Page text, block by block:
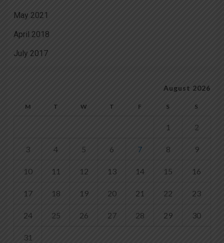
May 2021
April 2018
July 2017
August 2026
M T W T F S S
1 2
3 4 5 6 7 8 9
10 11 12 13 14 15 16
17 18 19 20 21 22 23
24 25 26 27 28 29 30
31